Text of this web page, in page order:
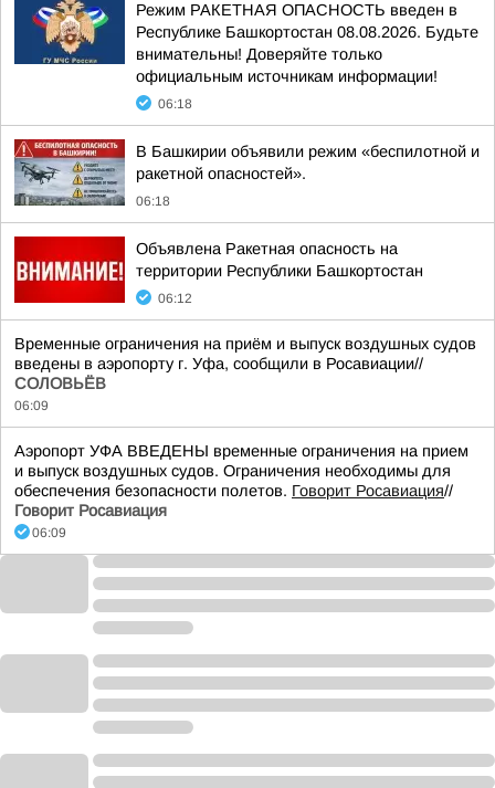
Режим РАКЕТНАЯ ОПАСНОСТЬ введен в
Республике Башкортостан 08.08.2026. Будьте
внимательны! Доверяйте только
официальным источникам информации!
06:18
В Башкирии объявили режим «беспилотной и
ракетной опасностей».
06:18
Объявлена Ракетная опасность на
территории Республики Башкортостан
06:12
Временные ограничения на приём и выпуск воздушных судов
введены в аэропорту г. Уфа, сообщили в Росавиации//
СОЛОВЬЁВ
06:09
Аэропорт УФА ВВЕДЕНЫ временные ограничения на прием
и выпуск воздушных судов. Ограничения необходимы для
обеспечения безопасности полетов. Говорит Росавиация//
Говорит Росавиация
06:09